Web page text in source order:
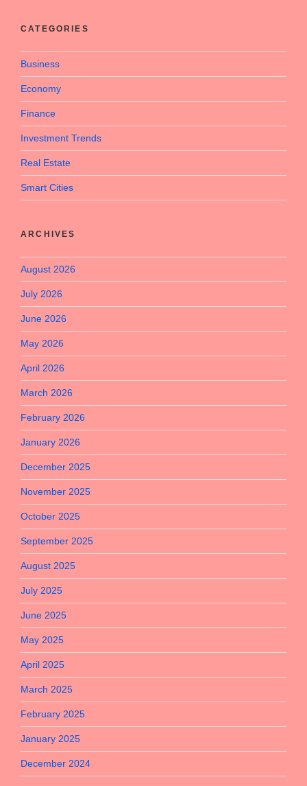
CATEGORIES
Business
Economy
Finance
Investment Trends
Real Estate
Smart Cities
ARCHIVES
August 2026
July 2026
June 2026
May 2026
April 2026
March 2026
February 2026
January 2026
December 2025
November 2025
October 2025
September 2025
August 2025
July 2025
June 2025
May 2025
April 2025
March 2025
February 2025
January 2025
December 2024